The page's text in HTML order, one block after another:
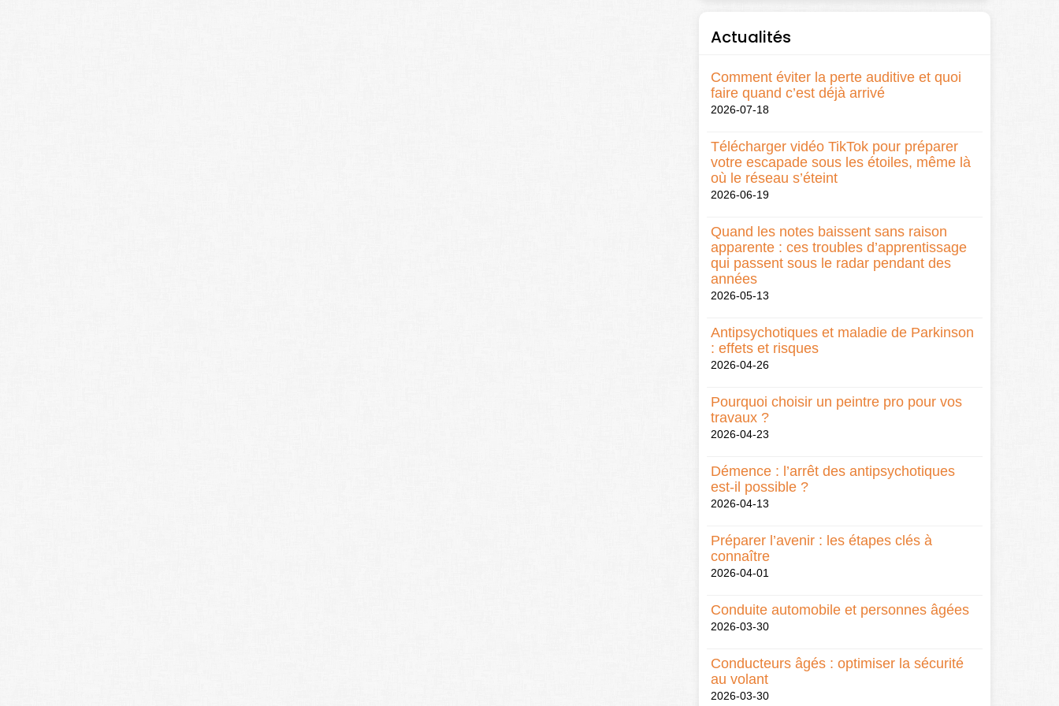
Actualités
Comment éviter la perte auditive et quoi
faire quand c’est déjà arrivé
2026-07-18
Télécharger vidéo TikTok pour préparer
votre escapade sous les étoiles, même là
où le réseau s’éteint
2026-06-19
Quand les notes baissent sans raison
apparente : ces troubles d’apprentissage
qui passent sous le radar pendant des
années
2026-05-13
Antipsychotiques et maladie de Parkinson
: effets et risques
2026-04-26
Pourquoi choisir un peintre pro pour vos
travaux ?
2026-04-23
Démence : l’arrêt des antipsychotiques
est-il possible ?
2026-04-13
Préparer l’avenir : les étapes clés à
connaître
2026-04-01
Conduite automobile et personnes âgées
2026-03-30
Conducteurs âgés : optimiser la sécurité
au volant
2026-03-30